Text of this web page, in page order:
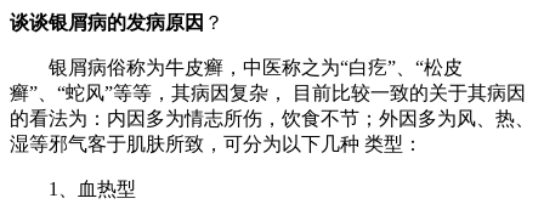
谈谈银屑病的发病原因 ？
银屑病俗称为牛皮癣，中医称之为“白疙”、“松皮
癣”、“蛇风”等等，其病因复杂， 目前比较一致的关于其病因
的看法为：内因多为情志所伤，饮食不节；外因多为风、热、
湿等邪气客于肌肤所致，可分为以下几种 类型：
1、血热型